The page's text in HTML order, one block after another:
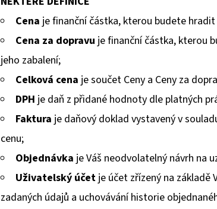
Cena je finanční částka, kterou budete
Cena za dopravu je finanční částka, kterou
jeho zabalení;
Celková cena je součet Ceny a Ceny za
DPH je daň z přidané hodnoty dle platných
Faktura je daňový doklad vystavený v
cenu;
Objednávka je Váš neodvolatelný návrh na
Uživatelský účet je účet zřízený na základě
zadaných údajů a uchovávání historie